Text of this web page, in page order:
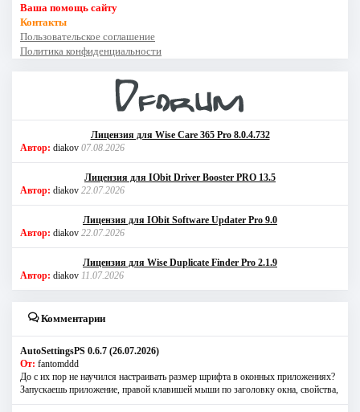
Ваша помощь сайту
Контакты
Пользовательское соглашение
Политика конфиденциальности
Лицензия для Wise Care 365 Pro 8.0.4.732
Автор: diakov 07.08.2026
Лицензия для IObit Driver Booster PRO 13.5
Автор: diakov 22.07.2026
Лицензия для IObit Software Updater Pro 9.0
Автор: diakov 22.07.2026
Лицензия для Wise Duplicate Finder Pro 2.1.9
Автор: diakov 11.07.2026
Комментарии
AutoSettingsPS 0.6.7 (26.07.2026)
От: fantomddd
До с их пор не научился настраивать размер шрифта в оконных приложениях?
Запускаешь приложение, правой клавишей мыши по заголовку окна, свойства,